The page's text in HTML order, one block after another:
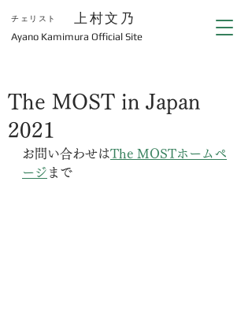
上村文乃
​Ayano Kamimura Official Site
チェリスト
The MOST in Japan
2021
お問い合わせはThe MOSTホームペ
ージ まで